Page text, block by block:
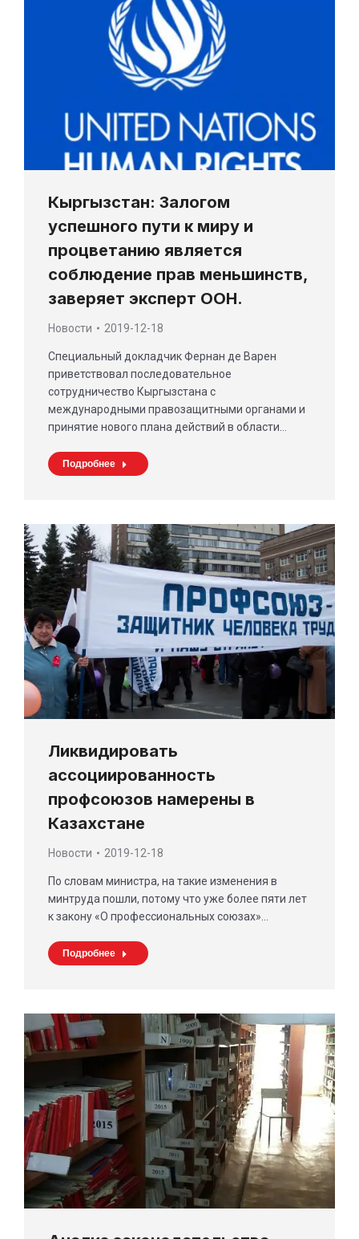
Кыргызстан: Залогом
успешного пути к миру и
процветанию является
соблюдение прав меньшинств,
заверяет эксперт ООН.
Новости 2019-12-18
Специальный докладчик Фернан де Варен
приветствовал последовательное
сотрудничество Кыргызстана с
международными правозащитными органами и
принятие нового плана действий в области…
Подробнее
Ликвидировать
ассоциированность
профсоюзов намерены в
Казахстане
Новости 2019-12-18
По словам министра, на такие изменения в
минтруда пошли, потому что уже более пяти лет
к закону «О профессиональных союзах»…
Подробнее